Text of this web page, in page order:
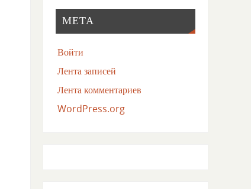
МЕТА
Войти
Лента записей
Лента комментариев
WordPress.org